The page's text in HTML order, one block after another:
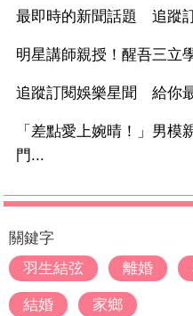
最即時的新聞話題 追蹤
明星講師親授！醒吾三立
追蹤訂閱娛樂星聞 給你
「差點愛上婉晴！」男模
門...
關鍵字
羽生結弦
離婚
結婚 家鄉